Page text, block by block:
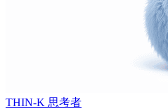
THIN-K 思考者